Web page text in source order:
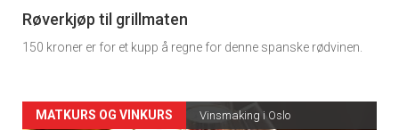
4
Røverkjøp til grillmaten
150 kroner er for et kupp å regne for denne spanske rødvinen.
Forsiden
MATKURS OG VINKURS Vinsmaking i Oslo